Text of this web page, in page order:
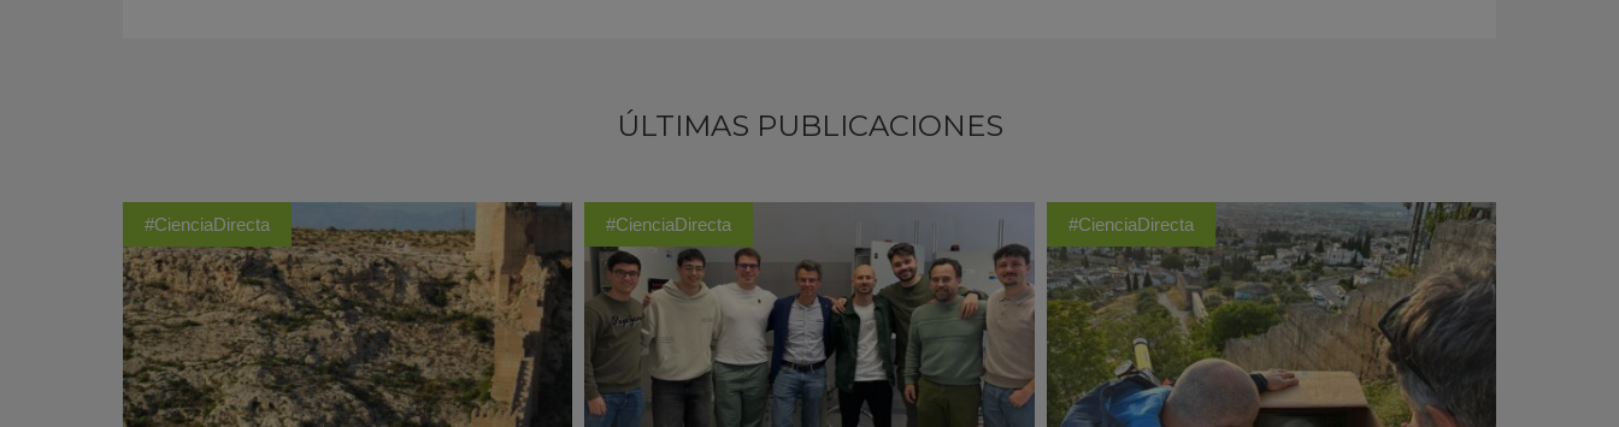
ÚLTIMAS PUBLICACIONES
#CienciaDirecta #CienciaDirecta #CienciaDirecta